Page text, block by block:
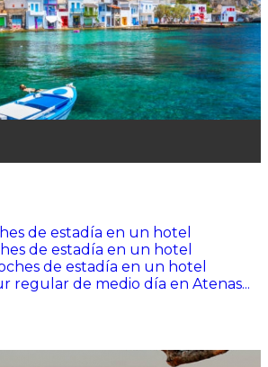
de estadía en un hotel
de estadía en un hotel
de estadía en un hotel
regular de medio día en Atenas...